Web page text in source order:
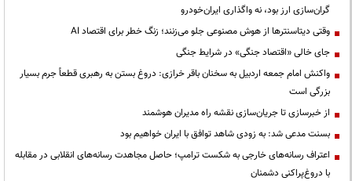
گران‌سازی ارز بود، نه واگذاری ایران‌خودرو
وقتی دیتاسنترها از هوش مصنوعی جلو می‌زنند؛ زنگ خطر برای اقتصاد AI
جای خالی «اقتصاد جنگی» در شرایط جنگی
واکنش امام جمعه اردبیل به سخنان باقر خرازی: دروغ بستن به رهبری قطعاً جرم بسیار
بزرگی است
از خبرسازی تا جریان‌سازی نقشه راه مدیران هوشمند
بسنت مدعی شد: به زودی شاهد توافق با ایران خواهیم بود
اعتراف رسانه‌های خارجی به شکست ترامپ؛ حاصل مجاهدت رسانه‌های انقلابی در مقابله
با دروغ‌پراکنی دشمنان